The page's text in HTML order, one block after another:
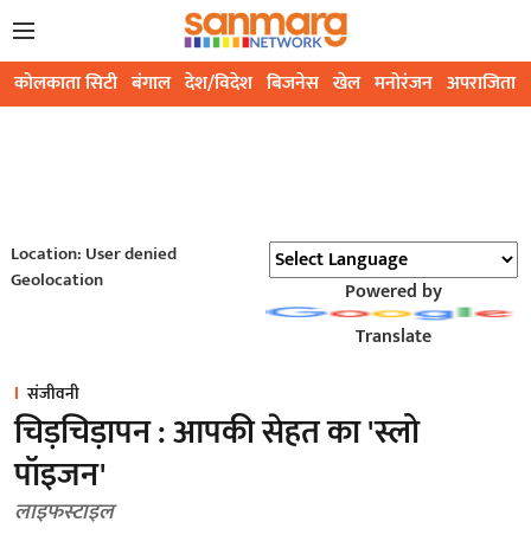
कोलकाता सिटी बंगाल देश/विदेश बिजनेस खेल मनोरंजन अपराजिता
Location: User denied
Geolocation
Powered by
Translate
संजीवनी
चिड़चिड़ापन : आपकी सेहत का 'स्लो
पॉइजन'
लाइफस्टाइल